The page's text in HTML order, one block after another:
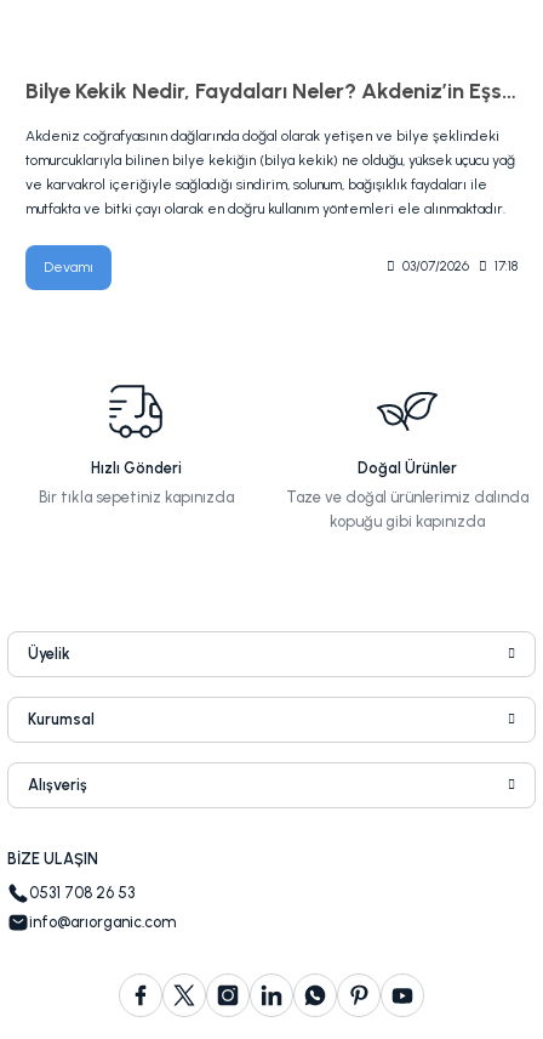
Bilye Kekik Nedir, Faydaları Neler? Akdeniz’in Eşsiz Kokusu
Akdeniz coğrafyasının dağlarında doğal olarak yetişen ve bilye şeklindeki
tomurcuklarıyla bilinen bilye kekiğin (bilya kekik) ne olduğu, yüksek uçucu yağ
ve karvakrol içeriğiyle sağladığı sindirim, solunum, bağışıklık faydaları ile
mutfakta ve bitki çayı olarak en doğru kullanım yöntemleri ele alınmaktadır.
Devamı 03/07/2026 17:18
Hızlı Gönderi
Bir tıkla sepetiniz kapınızda
Doğal Ürünler
Taze ve doğal ürünlerimiz dalında
kopuğu gibi kapınızda
Üyelik
Kurumsal
Alışveriş
BİZE ULAŞIN
0531 708 26 53
info@arıorganic.com